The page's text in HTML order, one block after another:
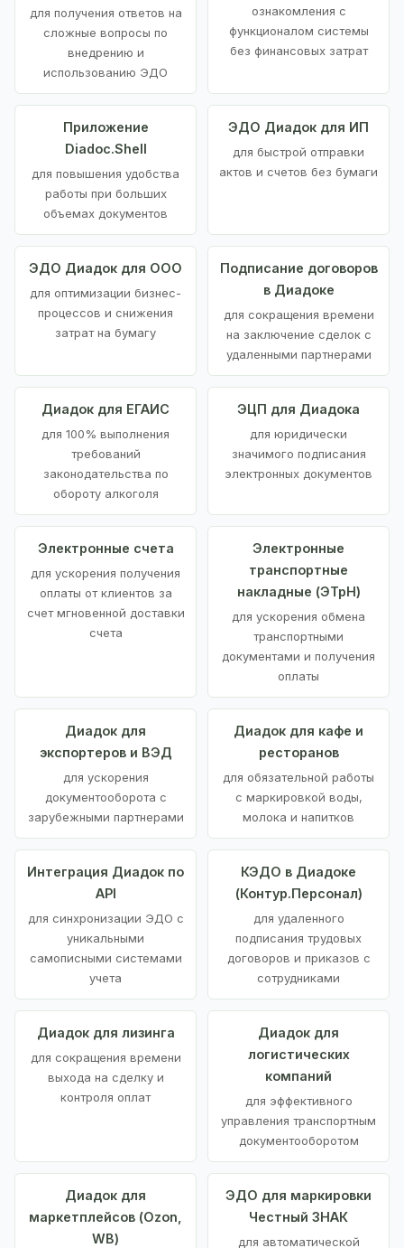
для получения ответов на
сложные вопросы по
внедрению и
использованию ЭДО
ознакомления с
функционалом системы
без финансовых затрат
Приложение
Diadoc.Shell
для повышения удобства
работы при больших
объемах документов
ЭДО Диадок для ИП
для быстрой отправки
актов и счетов без бумаги
ЭДО Диадок для ООО
для оптимизации бизнес-
процессов и снижения
затрат на бумагу
Подписание договоров
в Диадоке
для сокращения времени
на заключение сделок с
удаленными партнерами
Диадок для ЕГАИС
для 100% выполнения
требований
законодательства по
обороту алкоголя
ЭЦП для Диадока
для юридически
значимого подписания
электронных документов
Электронные счета
для ускорения получения
оплаты от клиентов за
счет мгновенной доставки
счета
Электронные
транспортные
накладные (ЭТрН)
для ускорения обмена
транспортными
документами и получения
оплаты
Диадок для
экспортеров и ВЭД
для ускорения
документооборота с
зарубежными партнерами
Диадок для кафе и
ресторанов
для обязательной работы
с маркировкой воды,
молока и напитков
Интеграция Диадок по
API
для синхронизации ЭДО с
уникальными
самописными системами
учета
КЭДО в Диадоке
(Контур.Персонал)
для удаленного
подписания трудовых
договоров и приказов с
сотрудниками
Диадок для лизинга
для сокращения времени
выхода на сделку и
контроля оплат
Диадок для
логистических
компаний
для эффективного
управления транспортным
документооборотом
Диадок для
маркетплейсов (Ozon,
WB)
ЭДО для маркировки
Честный ЗНАК
для автоматической